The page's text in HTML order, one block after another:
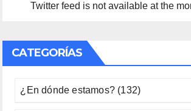
Twitter feed is not available at the
CATEGORÍAS
¿En dónde estamos?(132)